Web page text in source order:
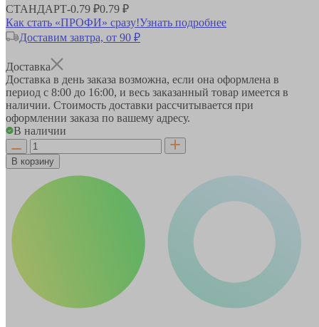
СТАНДАРТ-0.79 ₽0.79 ₽
Как стать «ПРОФИ» сразу!Узнать подробнее
Доставим завтра, от 90 ₽
Доставка
Доставка в день заказа возможна, если она оформлена в
период с 8:00 до 16:00, и весь заказанный товар имеется в
наличии. Стоимость доставки рассчитывается при
оформлении заказа по вашему адресу.
В наличии
В корзину